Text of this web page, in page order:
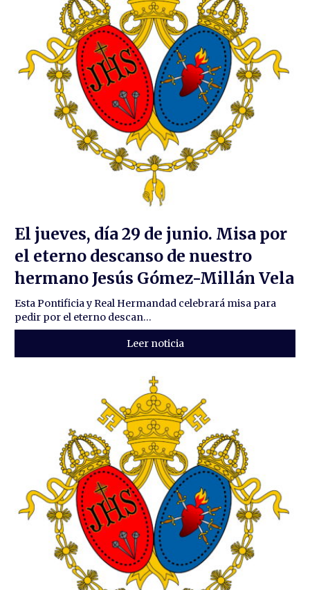
El jueves, día 29 de junio. Misa por
el eterno descanso de nuestro
hermano Jesús Gómez-Millán Vela
Esta Pontificia y Real Hermandad celebrará misa para
pedir por el eterno descan...
Leer noticia